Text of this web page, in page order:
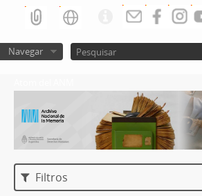
Navegar
Filtros